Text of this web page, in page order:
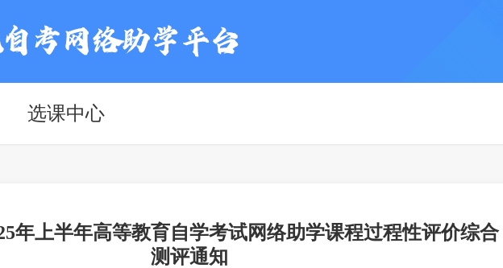
选课中心
年上半年高等教育自学考试网络助学课程过程性评价综合
测评通知